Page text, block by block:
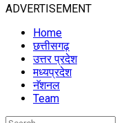
ADVERTISEMENT
Home
छत्तीसगढ़
उत्तर प्रदेश
मध्यप्रदेश
नॅशनल
Team